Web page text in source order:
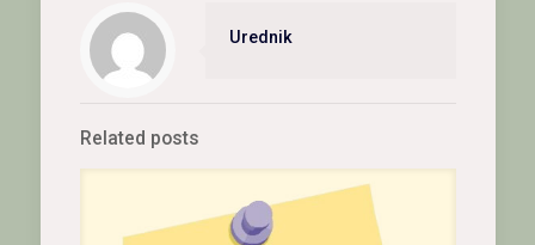
Urednik
Related posts